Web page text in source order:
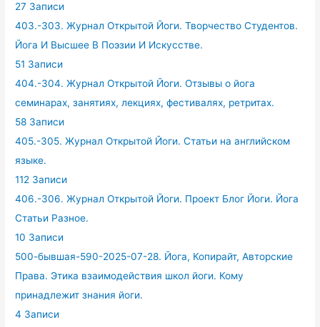
27 Записи
403.-303. Журнал Открытой Йоги. Творчество Студентов.
Йога И Высшее В Поэзии И Искусстве.
51 Записи
404.-304. Журнал Открытой Йоги. Отзывы о йога
семинарах, занятиях, лекциях, фестивалях, ретритах.
58 Записи
405.-305. Журнал Открытой Йоги. Статьи на английском
языке.
112 Записи
406.-306. Журнал Открытой Йоги. Проект Блог Йоги. Йога
Статьи Разное.
10 Записи
500-бывшая-590-2025-07-28. Йога, Копирайт, Авторские
Права. Этика взаимодействия школ йоги. Кому
принадлежит знания йоги.
4 Записи